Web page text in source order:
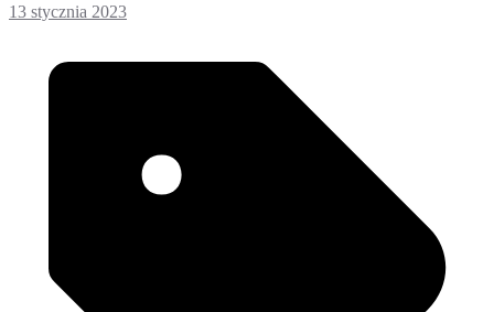
13 stycznia 2023